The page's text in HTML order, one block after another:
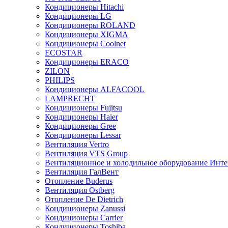
Кондиционеры Hitachi
Кондиционеры LG
Кондиционеры ROLAND
Кондиционеры XIGMA
Кондиционеры Coolnet
ECOSTAR
Кондиционеры ERACO
ZILON
PHILIPS
Кондиционеры ALFACOOL
LAMPRECHT
Кондиционеры Fujitsu
Кондиционеры Haier
Кондиционеры Gree
Кондиционеры Lessar
Вентиляция Vertro
Вентиляция VTS Group
Вентиляционное и холодильное оборудование
Вентиляция ГалВент
Отопление Buderus
Вентиляция Ostberg
Отопление De Dietrich
Кондиционеры Zanussi
Кондиционеры Carrier